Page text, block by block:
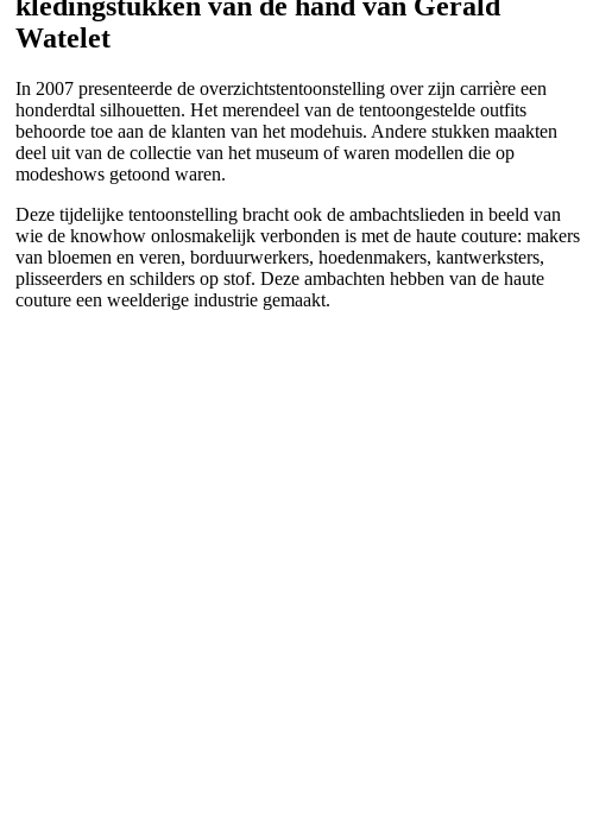
Watelet
In 2007 presenteerde de overzichtstentoonstelling over zijn carrière een
honderdtal silhouetten. Het merendeel van de tentoongestelde outfits
behoorde toe aan de klanten van het modehuis. Andere stukken maakten
deel uit van de collectie van het museum of waren modellen die op
modeshows getoond waren.
Deze tijdelijke tentoonstelling bracht ook de ambachtslieden in beeld van
wie de knowhow onlosmakelijk verbonden is met de haute couture: makers
van bloemen en veren, borduurwerkers, hoedenmakers, kantwerksters,
plisseerders en schilders op stof. Deze ambachten hebben van de haute
couture een weelderige industrie gemaakt.